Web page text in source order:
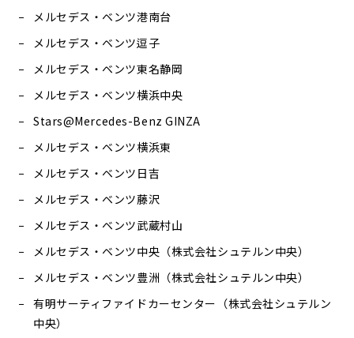
メルセデス・ベンツ港南台
メルセデス・ベンツ逗子
メルセデス・ベンツ東名静岡
メルセデス・ベンツ横浜中央
Stars@Mercedes-Benz GINZA
メルセデス・ベンツ横浜東
メルセデス・ベンツ日吉
メルセデス・ベンツ藤沢
メルセデス・ベンツ武蔵村山
メルセデス・ベンツ中央（株式会社シュテルン中央）
メルセデス・ベンツ豊洲（株式会社シュテルン中央）
有明サーティファイドカーセンター（株式会社シュテルン
中央）